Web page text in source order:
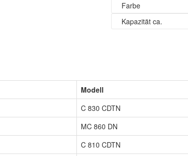
Farbe
Kapazität ca.
Modell
C 830 CDTN
MC 860 DN
C 810 CDTN